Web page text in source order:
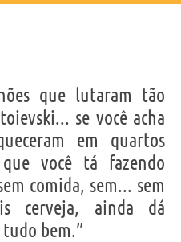
que lutaram tão
se você acha
em quartos
você tá fazendo
comida, sem... sem
cerveja, ainda dá
bem.”